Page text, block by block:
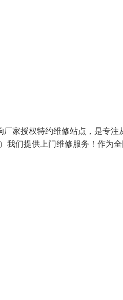
家授权特约维修站点，是专
们提供上门维修服务！作为